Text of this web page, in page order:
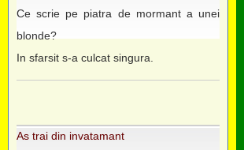
Ce scrie pe piatra de mormant a unei
blonde?
In sfarsit s-a culcat singura.
As trai din invatamant